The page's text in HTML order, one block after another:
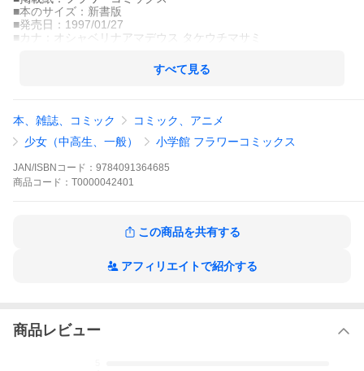
■本のサイズ：新書版
■発売日：1997/01/27
■カナ：オシャベリナアマデウス タケウチマサミ
すべて見る
本、雑誌、コミック
コミック、アニメ
少女（中高生、一般）
小学館 フラワーコミックス
JAN/ISBNコード： 9784091364685
商品 コード： T0000042401
この商品を共有する
アフィリエイトで紹介する
商品レビュー